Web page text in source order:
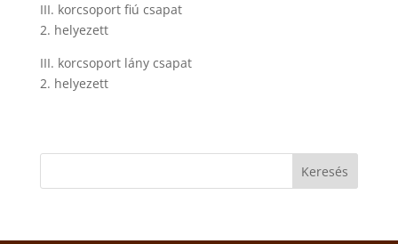
III. korcsoport fiú csapat
2. helyezett
III. korcsoport lány csapat
2. helyezett